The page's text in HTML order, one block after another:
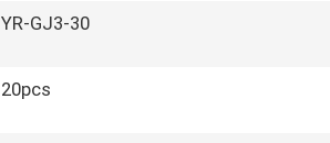
YR-GJ3-30
20pcs